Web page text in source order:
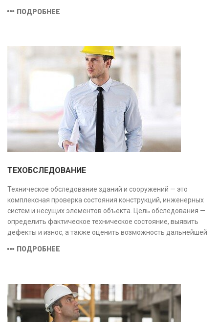
предотвратить ошибки на этапе строительства и
ПОДРОБНЕЕ
ТЕХОБСЛЕДОВАНИЕ
Техническое обследование зданий и сооружений — это
комплексная проверка состояния конструкций, инженерных
систем и несущих элементов объекта. Цель обследования —
определить фактическое техническое состояние, выявить
дефекты и износ, а также оценить возможность дальнейшей
ПОДРОБНЕЕ